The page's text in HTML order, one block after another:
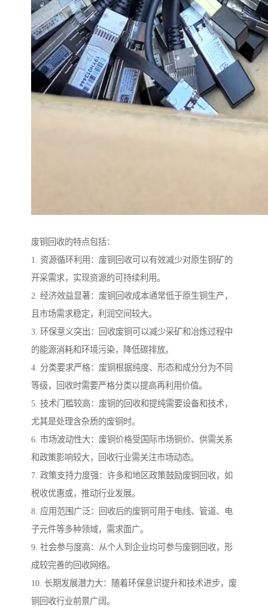
废铜回收的特点包括：
1. 资源循环利用：废铜回收可以有效减少对原生铜矿的
开采需求，实现资源的可持续利用。
2. 经济效益显著：废铜回收成本通常低于原生铜生产，
且市场需求稳定，利润空间较大。
3. 环保意义突出：回收废铜可以减少采矿和冶炼过程中
的能源消耗和环境污染，降低碳排放。
4. 分类要求严格：废铜根据纯度、形态和成分分为不同
等级，回收时需要严格分类以提高再利用价值。
5. 技术门槛较高：废铜的回收和提纯需要设备和技术，
尤其是处理含杂质的废铜时。
6. 市场波动性大：废铜价格受国际市场铜价、供需关系
和政策影响较大，回收行业需关注市场动态。
7. 政策支持力度强：许多和地区政策鼓励废铜回收，如
税收优惠或，推动行业发展。
8. 应用范围广泛：回收后的废铜可用于电线、管道、电
子元件等多种领域，需求面广。
9. 社会参与度高：从个人到企业均可参与废铜回收，形
成较完善的回收网络。
10. 长期发展潜力大：随着环保意识提升和技术进步，废
铜回收行业前景广阔。